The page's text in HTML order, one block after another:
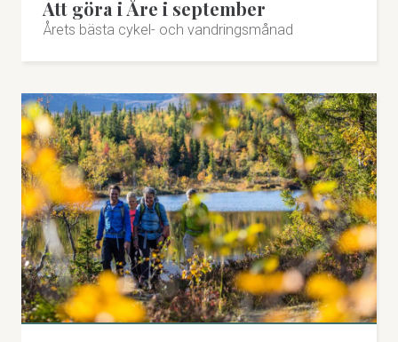
Att göra i Åre i september
Årets bästa cykel- och vandringsmånad